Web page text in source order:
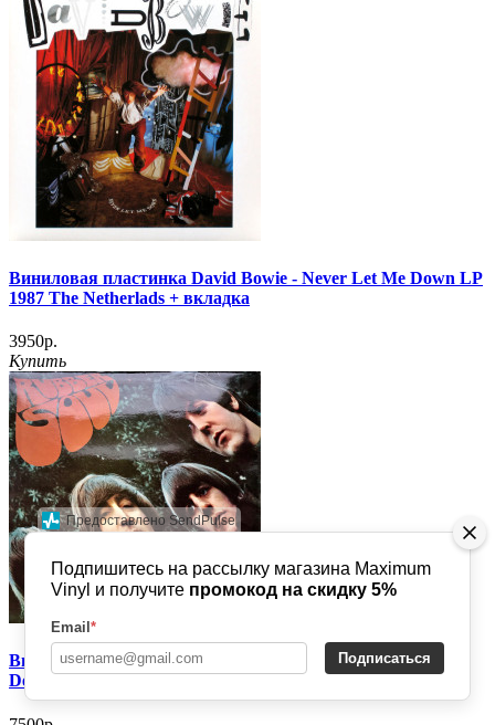
Виниловая пластинка David Bowie - Never Let Me Down LP
1987 The Netherlads + вкладка
3950р.
Купить
Виниловая пластинка Beatles - Rubber Soul LP 1960-ies
Denmark
Подпишитесь на рассылку магазина Maximum
Vinyl и получите промокод на скидку 5%
Email *
Подписаться
Предоставлено SendPulse